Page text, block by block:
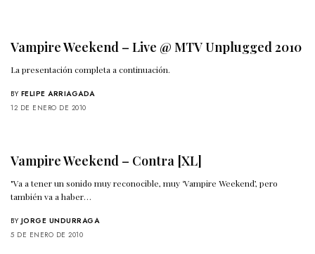
Vampire Weekend – Live @ MTV Unplugged 2010
La presentación completa a continuación.
BY FELIPE ARRIAGADA
12 DE ENERO DE 2010
Vampire Weekend – Contra [XL]
"Va a tener un sonido muy reconocible, muy ‘Vampire Weekend’, pero
también va a haber…
BY JORGE UNDURRAGA
5 DE ENERO DE 2010